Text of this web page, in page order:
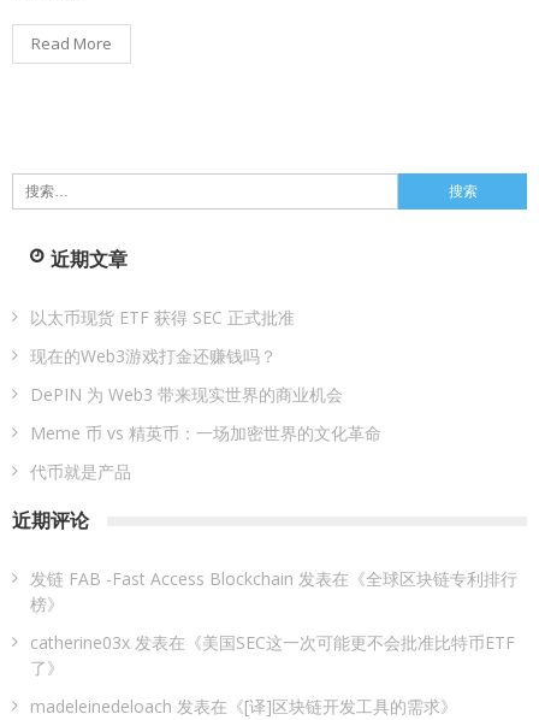
Read More
搜
索：
近期文章
以太币现货 ETF 获得 SEC 正式批准
现在的Web3游戏打金还赚钱吗？
DePIN 为 Web3 带来现实世界的商业机会
Meme 币 vs 精英币：一场加密世界的文化革命
代币就是产品
近期评论
发链 FAB -Fast Access Blockchain 发表在《全球区块链专利排行
榜》
catherine03x 发表在《美国SEC这一次可能更不会批准比特币ETF
了》
madeleinedeloach 发表在《[译]区块链开发工具的需求》